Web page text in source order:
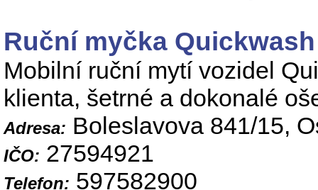
Ruční myčka Quickwash
Mobilní ruční mytí vozidel
klienta, šetrné a dokonalé
Adresa: Boleslavova 841/15,
IČO: 27594921
Telefon: 597582900